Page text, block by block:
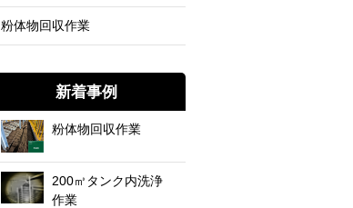
粉体物回収作業
新着事例
粉体物回収作業
200㎥タンク内洗浄
作業